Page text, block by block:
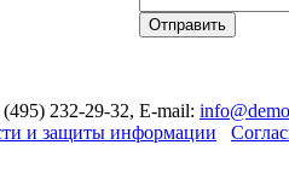
232-29-32, E-mail:
и защиты информации